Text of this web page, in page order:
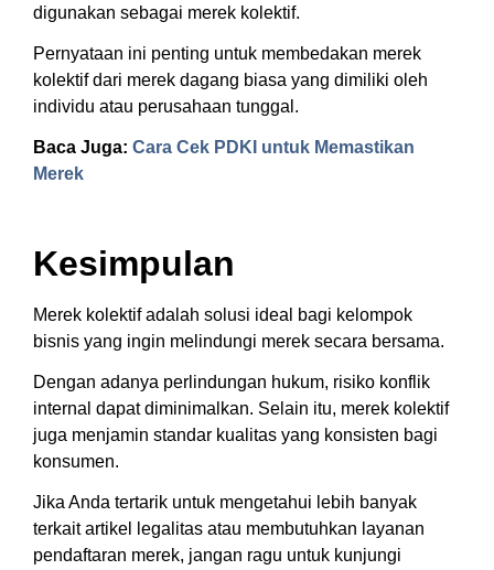
digunakan sebagai merek kolektif.
Pernyataan ini penting untuk membedakan merek
kolektif dari merek dagang biasa yang dimiliki oleh
individu atau perusahaan tunggal.
Baca Juga: Cara Cek PDKI untuk Memastikan
Merek
Kesimpulan
Merek kolektif adalah solusi ideal bagi kelompok
bisnis yang ingin melindungi merek secara bersama.
Dengan adanya perlindungan hukum, risiko konflik
internal dapat diminimalkan. Selain itu, merek kolektif
juga menjamin standar kualitas yang konsisten bagi
konsumen.
Jika Anda tertarik untuk mengetahui lebih banyak
terkait artikel legalitas atau membutuhkan layanan
pendaftaran merek, jangan ragu untuk kunjungi